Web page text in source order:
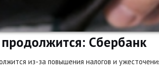
Сбербанк
из-за повышения налогов и